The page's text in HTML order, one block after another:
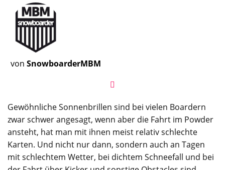
von SnowboarderMBM
Gewöhnliche Sonnenbrillen sind bei vielen Boardern
zwar schwer angesagt, wenn aber die Fahrt im Powder
ansteht, hat man mit ihnen meist relativ schlechte
Karten. Und nicht nur dann, sondern auch an Tagen
mit schlechtem Wetter, bei dichtem Schneefall und bei